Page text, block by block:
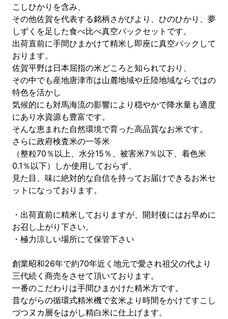
こしひかりを含み、
その他佐賀を代表する銘柄さがびより、ひのひかり、夢
しずくを足した食べ比べ真空パックセットです。
出荷直前に手間ひまかけて精米し即座に真空パックして
おります。
佐賀平野は日本屈指の米どころと知られており、
その中でも産地唐津市は山麓地域や丘陸地域ならではの
特色を活かし
気候的にも対馬海流の影響により穏やかで降水量も適度
にあり水資源も豊富です。
そんな恵まれた自然環境で育った高品質なお米です。
さらに政府検査米の一等米
（整粒70％以上、水分15％、被害米7％以下、着色米
0.1％以下）しか使用しておらず、
見た目、味に絶対的な自信を持ってお届けできるお米セ
ットになっております。
・出荷直前に精米しておりますが、開封後にはお早めに
お召し上がり下さい。
・極力涼しい場所にて保管下さい
創業昭和26年で約70年近く地元で愛され祖父の代より
三代続く商売をさせて頂いております。
一番のこだわりは手間ひまかけた精米方です。
昔ながらの循環式精米機で玄米より時間をかけてすこし
づつヌカ層をはがし精白米に仕上げます。